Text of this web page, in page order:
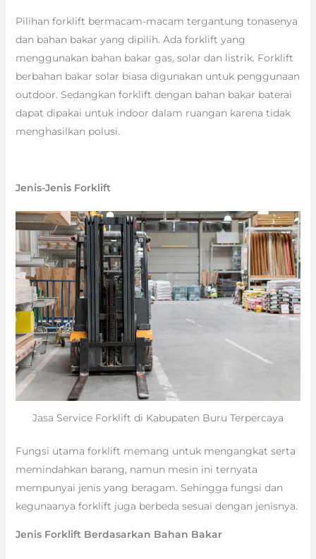
Pilihan forklift bermacam-macam tergantung tonasenya
dan bahan bakar yang dipilih. Ada forklift yang
menggunakan bahan bakar gas, solar dan listrik. Forklift
berbahan bakar solar biasa digunakan untuk penggunaan
outdoor. Sedangkan forklift dengan bahan bakar baterai
dapat dipakai untuk indoor dalam ruangan karena tidak
menghasilkan polusi.
Jenis-Jenis Forklift
Jasa Service Forklift di Kabupaten Buru Terpercaya
Fungsi utama forklift memang untuk mengangkat serta
memindahkan barang, namun mesin ini ternyata
mempunyai jenis yang beragam. Sehingga fungsi dan
kegunaanya forklift juga berbeda sesuai dengan jenisnya.
Jenis Forklift Berdasarkan Bahan Bakar